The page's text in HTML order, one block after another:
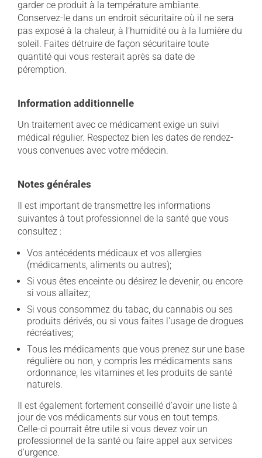
garder ce produit à la température ambiante.
Conservez-le dans un endroit sécuritaire où il ne sera
pas exposé à la chaleur, à l'humidité ou à la lumière du
soleil. Faites détruire de façon sécuritaire toute
quantité qui vous resterait après sa date de
péremption.
Information additionnelle
Un traitement avec ce médicament exige un suivi
médical régulier. Respectez bien les dates de rendez-
vous convenues avec votre médecin.
Notes générales
Il est important de transmettre les informations
suivantes à tout professionnel de la santé que vous
consultez :
Vos antécédents médicaux et vos allergies
(médicaments, aliments ou autres);
Si vous êtes enceinte ou désirez le devenir, ou encore
si vous allaitez;
Si vous consommez du tabac, du cannabis ou ses
produits dérivés, ou si vous faites l'usage de drogues
récréatives;
Tous les médicaments que vous prenez sur une base
régulière ou non, y compris les médicaments sans
ordonnance, les vitamines et les produits de santé
naturels.
Il est également fortement conseillé d'avoir une liste à
jour de vos médicaments sur vous en tout temps.
Celle-ci pourrait être utile si vous devez voir un
professionnel de la santé ou faire appel aux services
d'urgence.